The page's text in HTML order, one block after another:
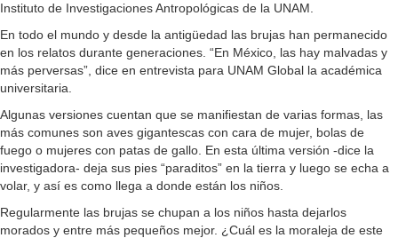
Instituto de Investigaciones Antropológicas de la UNAM.
En todo el mundo y desde la antigüedad las brujas han permanecido
en los relatos durante generaciones. “En México, las hay malvadas y
más perversas”, dice en entrevista para UNAM Global la académica
universitaria.
Algunas versiones cuentan que se manifiestan de varias formas, las
más comunes son aves gigantescas con cara de mujer, bolas de
fuego o mujeres con patas de gallo. En esta última versión -dice la
investigadora- deja sus pies “paraditos” en la tierra y luego se echa a
volar, y así es como llega a donde están los niños.
Regularmente las brujas se chupan a los niños hasta dejarlos
morados y entre más pequeños mejor. ¿Cuál es la moraleja de este